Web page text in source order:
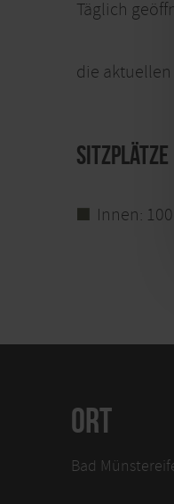
Täglich
die aktuellen
Sitzplätze
Innen: 100
ORT
Bad